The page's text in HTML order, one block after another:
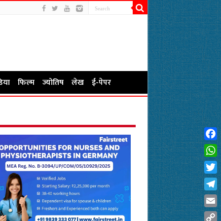
फिल्म ज्योतिष लेख ई-पेपर